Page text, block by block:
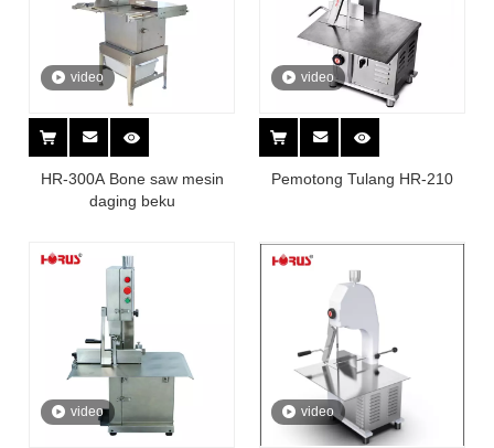
video
HR-300A Bone saw mesin
daging beku
video
Pemotong Tulang HR-210
video video